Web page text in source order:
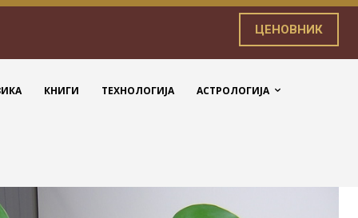
ЦЕНОВНИК
КНИГИ ТЕХНОЛОГИЈА АСТРОЛОГИЈА